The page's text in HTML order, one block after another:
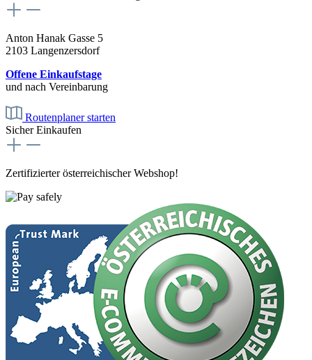
Anton Hanak Gasse 5
2103 Langenzersdorf
Offene Einkaufstage
und nach Vereinbarung
Routenplaner starten
Sicher Einkaufen
Zertifizierter österreichischer Webshop!